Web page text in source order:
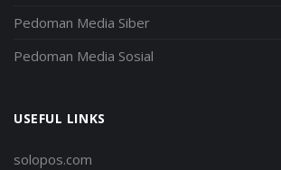
Pedoman Media Siber
Pedoman Media Sosial
USEFUL LINKS
solopos.com